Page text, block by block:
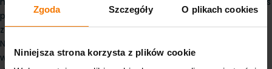
Zgoda Szczegóły O plikach cookies
Niniejsza strona korzysta z plików cookie
potrzebny na obsługę. Wynajmując dmuchańca to firma
zewnętrzna zajmuje się jego rozstawieniem i złożeniem.
Natomiast kupując takie urządzenie trzeba wziąć na siebie
wszystkie prace związane z jego obsługą. Przy prowadzeniu